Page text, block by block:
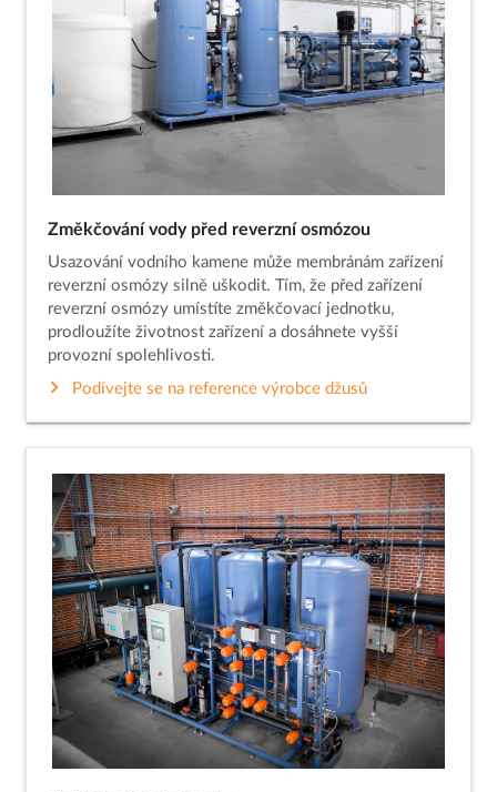
Změkčování vody před reverzní osmózou
Usazování vodního kamene může membránám zařízení
reverzní osmózy silně uškodit. Tím, že před zařízení
reverzní osmózy umístíte změkčovací jednotku,
prodloužíte životnost zařízení a dosáhnete vyšší
provozní spolehlivosti.
Podívejte se na reference výrobce džusů